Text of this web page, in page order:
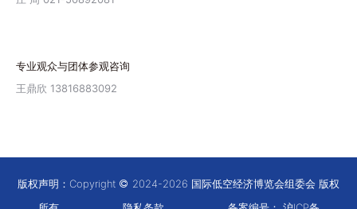
专业观众与团体参观咨询
王鼎欣 13816883092
版权声明：Copyright
2024-2026 国际低空经济博览会组委会 版权